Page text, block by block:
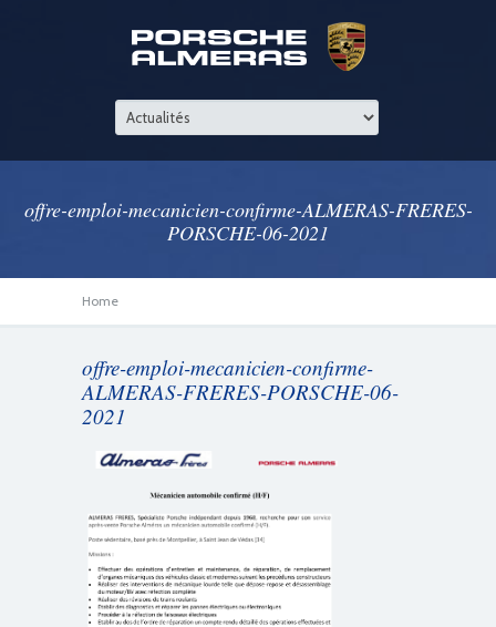
offre-emploi-mecanicien-confirme-ALMERAS-FRERES-
PORSCHE-06-2021
Home
offre-emploi-mecanicien-confirme-
ALMERAS-FRERES-PORSCHE-06-
2021